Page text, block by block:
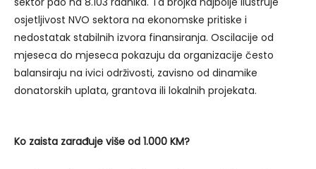
osjetljivost NVO sektora na ekonomske pritiske i
nedostatak stabilnih izvora finansiranja. Oscilacije od
mjeseca do mjeseca pokazuju da organizacije često
balansiraju na ivici održivosti, zavisno od dinamike
donatorskih uplata, grantova ili lokalnih projekata.
Ko zaista zarađuje više od 1.000 KM?